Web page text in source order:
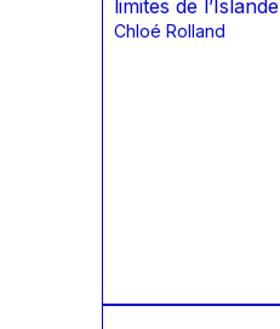
limites de l’Islande
Chloé Rolland